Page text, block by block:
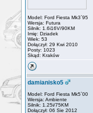
Model: Ford Fiesta Mk3`95
Wersja: Futura
Silnik: 1.6i16V/90KM
Imię: Dziadek
Wiek: 53
Dołączył: 29 Kwi 2010
Posty: 1023
Skąd: Kraków
damianisko5
Model: Ford Fiesta Mk5`00
Wersja: Ambiente
Silnik: 1.25i/75KM
Dołączył: 06 Sie 2012